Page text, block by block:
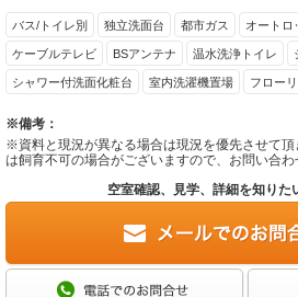
バス/トイレ別 独立洗面台 都市ガス オートロ
ケーブルテレビ BSアンテナ 温水洗浄トイレ
シャワー付洗面化粧台 室内洗濯機置場 フロー
※備考：
※資料と現況が異なる場合は現況を優先させて
は飼育不可の場合がございますので、お問い合わ
空室確認、見学、詳細を知りた